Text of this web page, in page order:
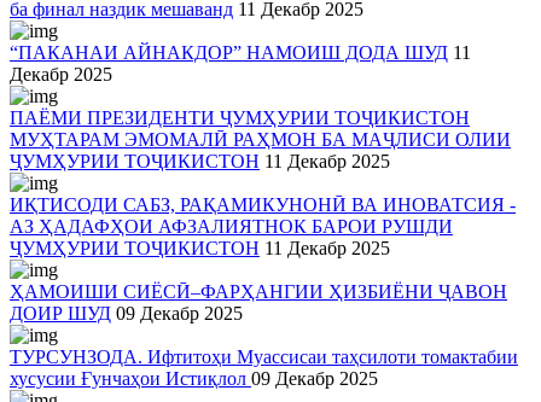
ба финал наздик мешаванд 11 Декабр 2025
“ПАКАНАИ АЙНАКДОР” НАМОИШ ДОДА ШУД 11
Декабр 2025
ПАЁМИ ПРЕЗИДЕНТИ ҶУМҲУРИИ ТОҶИКИСТОН
МУҲТАРАМ ЭМОМАЛӢ РАҲМОН БА МАҶЛИСИ ОЛИИ
ҶУМҲУРИИ ТОҶИКИСТОН 11 Декабр 2025
ИҚТИСОДИ САБЗ, РАҚАМИКУНОНӢ ВА ИНОВАТСИЯ -
АЗ ҲАДАФҲОИ АФЗАЛИЯТНОК БАРОИ РУШДИ
ҶУМҲУРИИ ТОҶИКИСТОН 11 Декабр 2025
ҲАМОИШИ СИЁСӢ–ФАРҲАНГИИ ҲИЗБИЁНИ ҶАВОН
ДОИР ШУД 09 Декабр 2025
ТУРСУНЗОДА. Ифтитоҳи Муассисаи таҳсилоти томактабии
хусусии Ғунчаҳои Истиқлол 09 Декабр 2025